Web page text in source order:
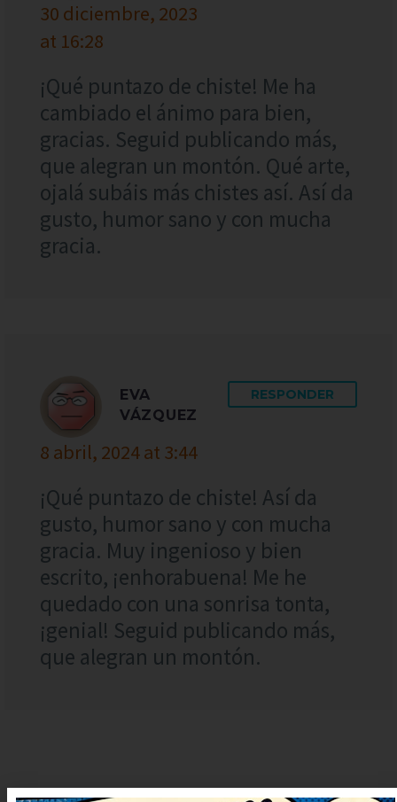
30 diciembre, 2023
at 16:28
¡Qué puntazo de chiste! Me ha
cambiado el ánimo para bien,
gracias. Seguid publicando más,
que alegran un montón. Qué arte,
ojalá subáis más chistes así. Así da
gusto, humor sano y con mucha
gracia.
EVA
VÁZQUEZ
8 abril, 2024 at 3:44
RESPONDER
¡Qué puntazo de chiste! Así da
gusto, humor sano y con mucha
gracia. Muy ingenioso y bien
escrito, ¡enhorabuena! Me he
quedado con una sonrisa tonta,
¡genial! Seguid publicando más,
que alegran un montón.